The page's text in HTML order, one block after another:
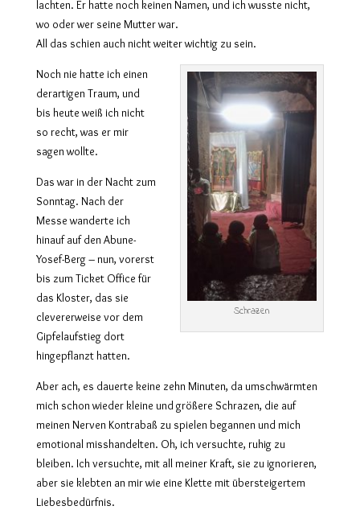
lachten. Er hatte noch keinen Namen, und ich wusste nicht,
wo oder wer seine Mutter war.
All das schien auch nicht weiter wichtig zu sein.
Schrazen
Noch nie hatte ich einen
derartigen Traum, und
bis heute weiß ich nicht
so recht, was er mir
sagen wollte.
Das war in der Nacht zum
Sonntag. Nach der
Messe wanderte ich
hinauf auf den Abune-
Yosef-Berg – nun, vorerst
bis zum Ticket Office für
das Kloster, das sie
clevererweise vor dem
Gipfelaufstieg dort
hingepflanzt hatten.
Aber ach, es dauerte keine zehn Minuten, da umschwärmten
mich schon wieder kleine und größere Schrazen, die auf
meinen Nerven Kontrabaß zu spielen begannen und mich
emotional misshandelten. Oh, ich versuchte, ruhig zu
bleiben. Ich versuchte, mit all meiner Kraft, sie zu ignorieren,
aber sie klebten an mir wie eine Klette mit übersteigertem
Liebesbedürfnis.